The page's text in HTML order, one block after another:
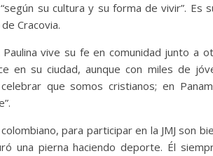
su cultura y su forma de vivir”. Es
Cracovia.
Paulina vive su fe en comunidad junto a
en su ciudad, aunque con miles de
que somos cristianos; en
para participar en la JMJ son
una pierna haciendo deporte. Él